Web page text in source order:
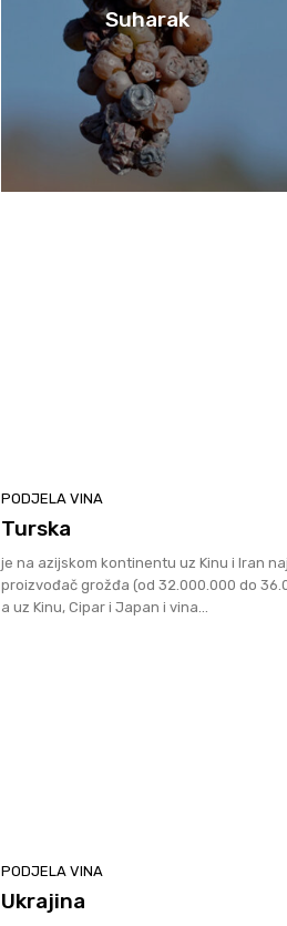
Suharak
PODJELA VINA
Turska
je na azijskom kontinentu uz Kinu i Iran
proizvođač grožđa (od 32.000.000 do
a uz Kinu, Cipar i Japan i vina...
PODJELA VINA
Ukrajina